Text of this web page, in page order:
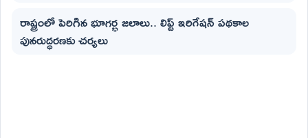
రాష్ట్రంలో పెరిగిన భూగర్భ జలాలు.. లిఫ్ట్ ఇరిగేషన్ పథకాల
పునరుద్ధరణకు చర్యలు